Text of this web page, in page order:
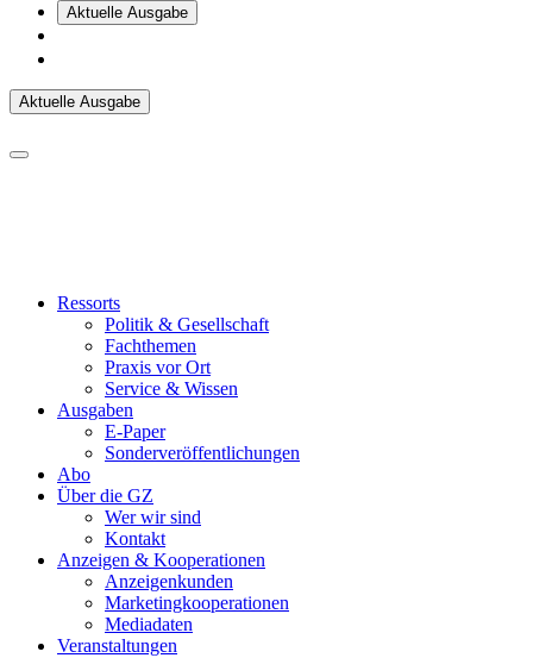
Aktuelle Ausgabe
Aktuelle Ausgabe
Ressorts
Politik & Gesellschaft
Fachthemen
Praxis vor Ort
Service & Wissen
Ausgaben
E-Paper
Sonderveröffentlichungen
Abo
Über die GZ
Wer wir sind
Kontakt
Anzeigen & Kooperationen
Anzeigenkunden
Marketingkooperationen
Mediadaten
Veranstaltungen